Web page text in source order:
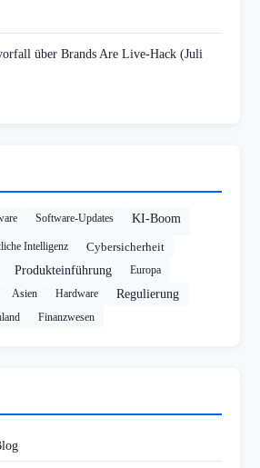
über Brands Are Live-Hack (Juli
Software-Updates KI-Boom
Intelligenz Cybersicherheit
Produkteinführung
Europa
Asien Hardware Regulierung
Finanzwesen